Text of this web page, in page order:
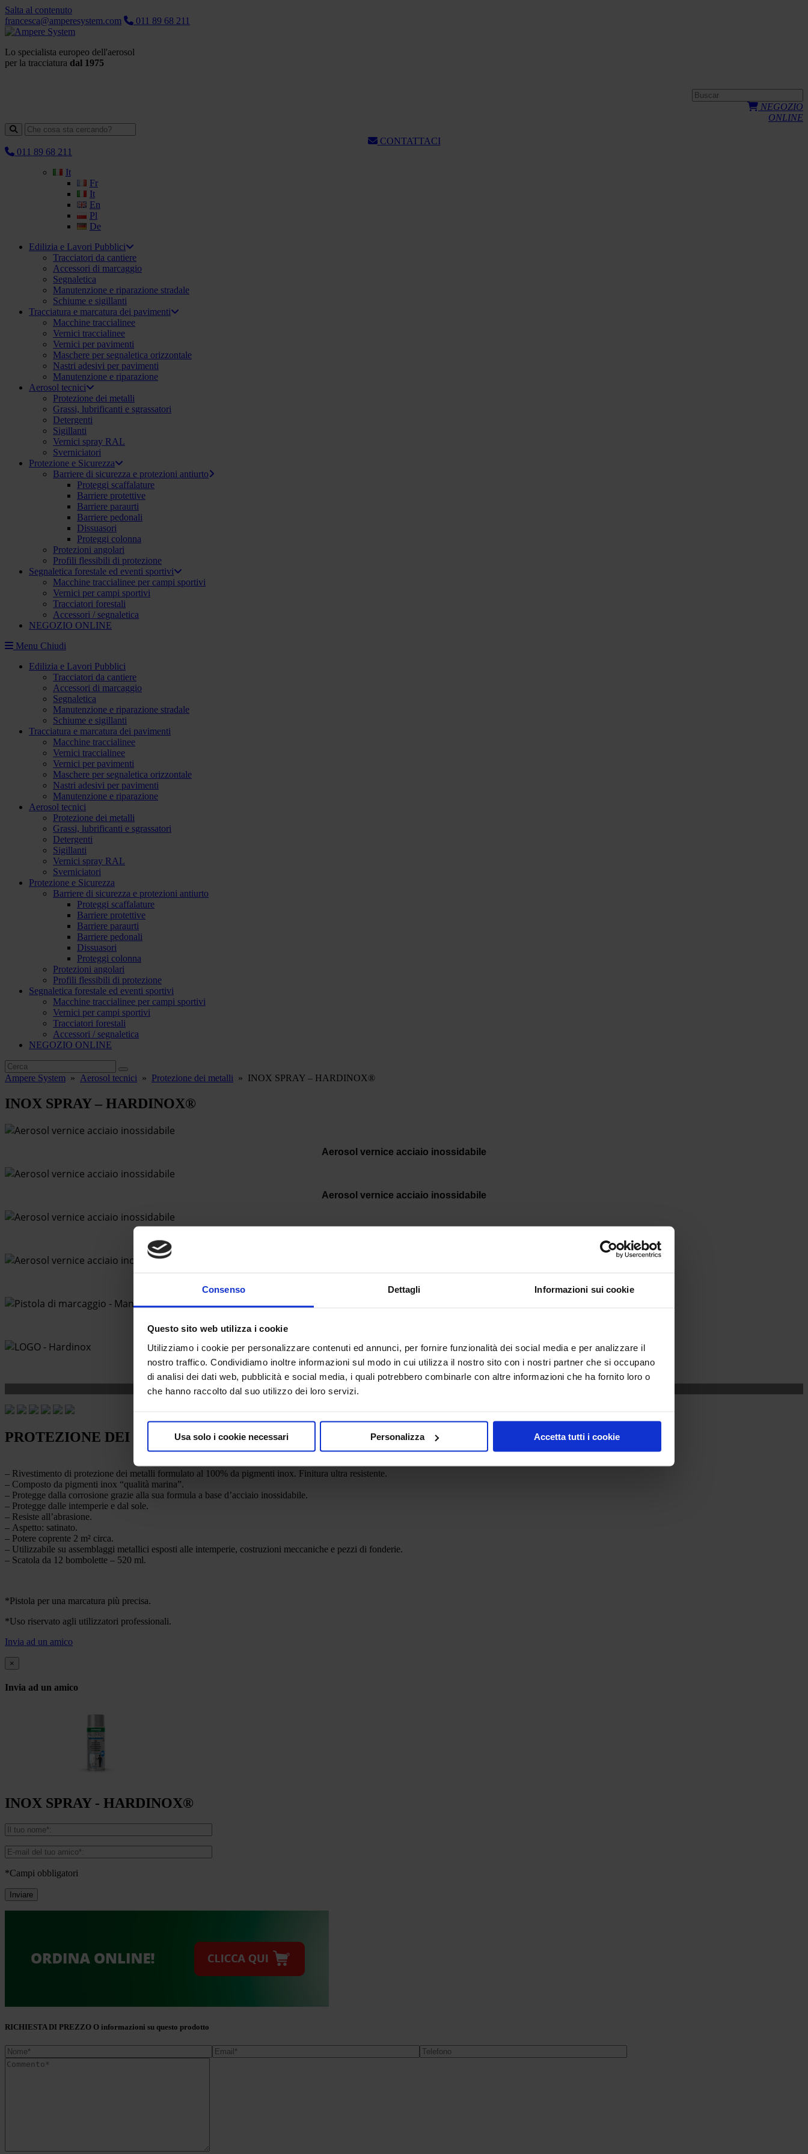
Consenso Dettagli Informazioni sui cookie
Questo sito web utilizza i cookie
Utilizziamo i cookie per personalizzare contenuti ed annunci, per fornire funzionalità dei social media e per analizzare il
nostro traffico. Condividiamo inoltre informazioni sul modo in cui utilizza il nostro sito con i nostri partner che si occupano
di analisi dei dati web, pubblicità e social media, i quali potrebbero combinarle con altre informazioni che ha fornito loro o
che hanno raccolto dal suo utilizzo dei loro servizi.
Usa solo i cookie necessari Personalizza Accetta tutti i cookie
Salta al contenuto
francesca@amperesystem.com
011 89 68 211
Lo specialista europeo dell'aerosol
per la tracciatura dal 1975
NEGOZIO
ONLINE
CONTATTACI
011 89 68 211
It
Fr
It
En
Pl
De
Edilizia e Lavori Pubblici
Tracciatori da cantiere
Accessori di marcaggio
Segnaletica
Manutenzione e riparazione stradale
Schiume e sigillanti
Tracciatura e marcatura dei pavimenti
Macchine traccialinee
Vernici traccialinee
Vernici per pavimenti
Maschere per segnaletica orizzontale
Nastri adesivi per pavimenti
Manutenzione e riparazione
Aerosol tecnici
Protezione dei metalli
Grassi, lubrificanti e sgrassatori
Detergenti
Sigillanti
Vernici spray RAL
Sverniciatori
Protezione e Sicurezza
Barriere di sicurezza e protezioni antiurto
Proteggi scaffalature
Barriere protettive
Barriere paraurti
Barriere pedonali
Dissuasori
Proteggi colonna
Protezioni angolari
Profili flessibili di protezione
Segnaletica forestale ed eventi sportivi
Macchine traccialinee per campi sportivi
Vernici per campi sportivi
Tracciatori forestali
Accessori / segnaletica
NEGOZIO ONLINE
Menu Chiudi
Edilizia e Lavori Pubblici
Tracciatori da cantiere
Accessori di marcaggio
Segnaletica
Manutenzione e riparazione stradale
Schiume e sigillanti
Tracciatura e marcatura dei pavimenti
Macchine traccialinee
Vernici traccialinee
Vernici per pavimenti
Maschere per segnaletica orizzontale
Nastri adesivi per pavimenti
Manutenzione e riparazione
Aerosol tecnici
Protezione dei metalli
Grassi, lubrificanti e sgrassatori
Detergenti
Sigillanti
Vernici spray RAL
Sverniciatori
Protezione e Sicurezza
Barriere di sicurezza e protezioni antiurto
Proteggi scaffalature
Barriere protettive
Barriere paraurti
Barriere pedonali
Dissuasori
Proteggi colonna
Protezioni angolari
Profili flessibili di protezione
Segnaletica forestale ed eventi sportivi
Macchine traccialinee per campi sportivi
Vernici per campi sportivi
Tracciatori forestali
Accessori / segnaletica
NEGOZIO ONLINE
Ampere System » Aerosol tecnici » Protezione dei metalli » INOX SPRAY – HARDINOX®
INOX SPRAY – HARDINOX®
Aerosol vernice acciaio inossidabile
Aerosol vernice acciaio inossidabile
LOGO - Hardinox
Aerosol acciaio inossidabile
PROTEZIONE DEI METALLI
– Rivestimento di protezione dei metalli formulato al 100% da pigmenti inox. Finitura ultra resistente.
– Composto da pigmenti inox “qualità marina”.
– Protegge dalla corrosione grazie alla sua formula a base d’acciaio inossidabile.
– Protegge dalle intemperie e dal sole.
– Resiste all’abrasione.
– Aspetto: satinato.
– Potere coprente 2 m² circa.
– Utilizzabile su assemblaggi metallici esposti alle intemperie, costruzioni meccaniche e pezzi di fonderie.
– Scatola da 12 bombolette – 520 ml.
*Pistola per una marcatura più precisa.
*Uso riservato agli utilizzatori professionali.
Invia ad un amico
×
Invia ad un amico
INOX SPRAY - HARDINOX®
*Campi obbligatori
RICHIESTA DI PREZZO O informazioni su questo prodotto